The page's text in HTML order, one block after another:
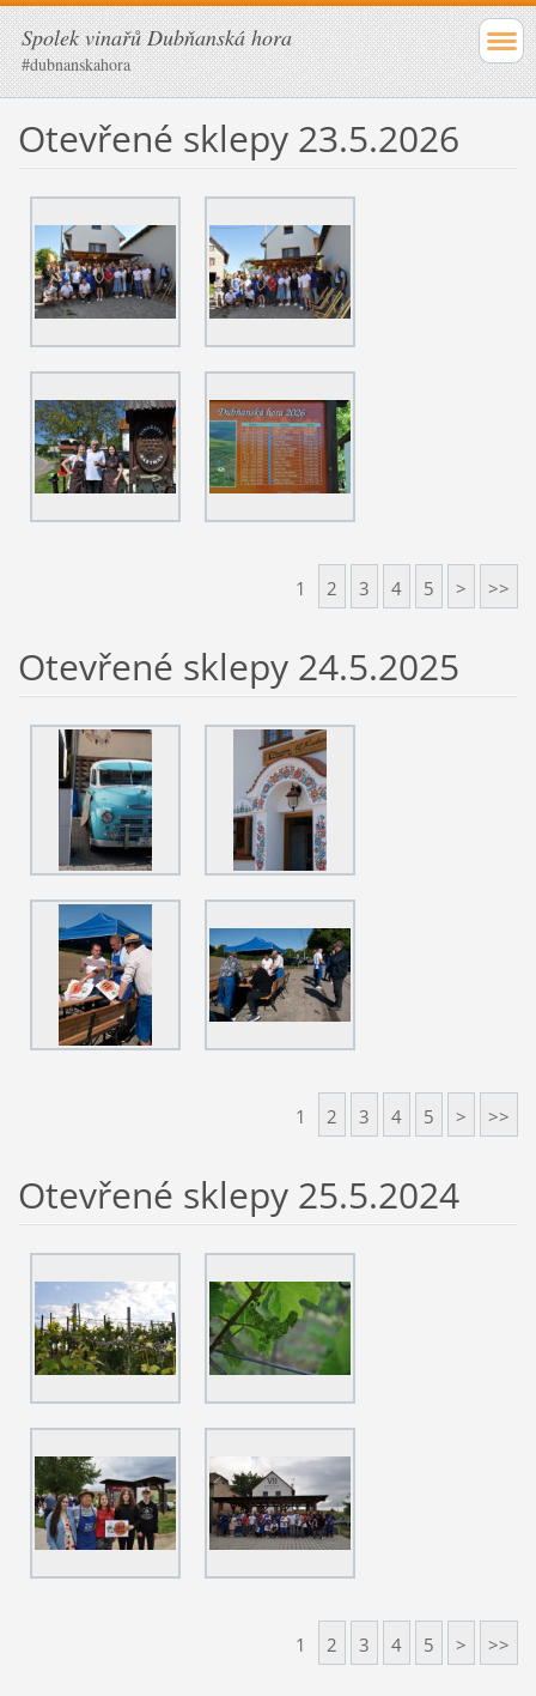
Spolek vinařů Dubňanská hora
#dubnanskahora
Otevřené sklepy 23.5.2026
1 2 3 4 5 > >>
Otevřené sklepy 24.5.2025
1 2 3 4 5 > >>
Otevřené sklepy 25.5.2024
1 2 3 4 5 > >>